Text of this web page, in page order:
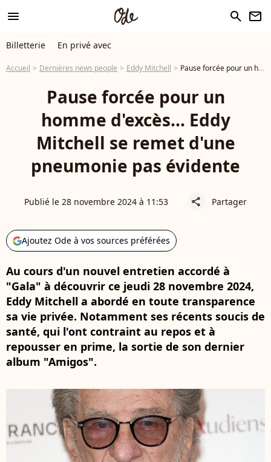
menu search newsletter
Billetterie En privé avec
Accueil Dernières news people Eddy Mitchell Pause forcée pour un homme d'excès... Eddy Mitchell se remet d'une pneumonie pas évidente
Pause forcée pour un
homme d'excès... Eddy
Mitchell se remet d'une
pneumonie pas évidente
Publié le 28 novembre 2024 à 11:53 share Partager
Ajoutez Ode à vos sources préférées
Au cours d'un nouvel entretien accordé à
"Gala" à découvrir ce jeudi 28 novembre 2024,
Eddy Mitchell a abordé en toute transparence
sa vie privée. Notamment ses récents soucis de
santé, qui l'ont contraint au repos et à
repousser en prime, la sortie de son dernier
album "Amigos".